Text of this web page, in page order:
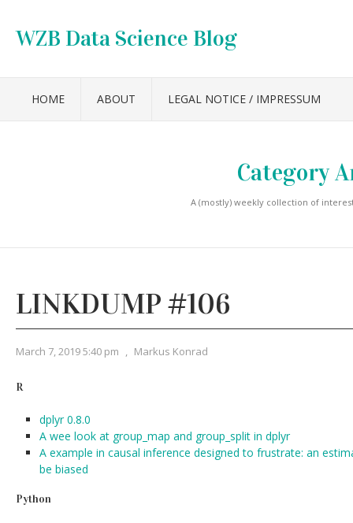
WZB Data Science Blog
HOME ABOUT LEGAL NOTICE / IMPRESSUM
Category
A (mostly) weekly collection of
LINKDUMP #106
March 7, 2019 5:40 pm , Markus Konrad
R
dplyr 0.8.0
A wee look at group_map and group_split in dplyr
A example in causal inference designed to frustrate: an
be biased
Python